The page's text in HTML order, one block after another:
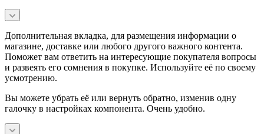
Дополнительная вкладка, для размещения информации о
магазине, доставке или любого другого важного контента.
Поможет вам ответить на интересующие покупателя вопросы
и развеять его сомнения в покупке. Используйте её по своему
усмотрению.
Вы можете убрать её или вернуть обратно, изменив одну
галочку в настройках компонента. Очень удобно.